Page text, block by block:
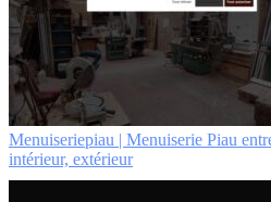
Menuiserie­piau | Menuiserie Piau
intérieur, extérieur